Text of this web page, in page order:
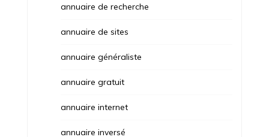
annuaire de recherche
annuaire de sites
annuaire généraliste
annuaire gratuit
annuaire internet
annuaire inversé